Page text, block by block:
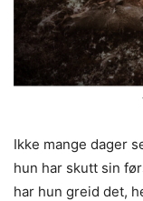
Ikke mange dager
hun har skutt sin
har hun greid det,